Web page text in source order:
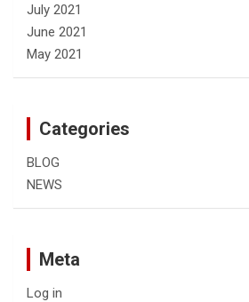
July 2021
June 2021
May 2021
Categories
BLOG
NEWS
Meta
Log in